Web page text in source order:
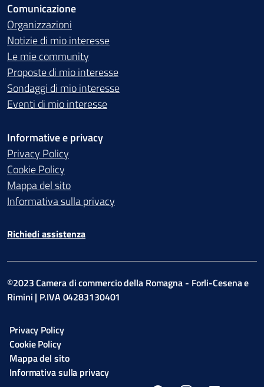
Comunicazione
Organizzazioni
Notizie di mio interesse
Le mie community
Proposte di mio interesse
Sondaggi di mio interesse
Eventi di mio interesse
Informative e privacy
Privacy Policy
Cookie Policy
Mappa del sito
Informativa sulla privacy
Richiedi assistenza
©2023 Camera di commercio della Romagna - Forli-Cesena e
Rimini | P.IVA 04283130401
Privacy Policy
Cookie Policy
Mappa del sito
Informativa sulla privacy